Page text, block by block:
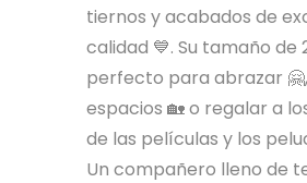
tiernos y acabados de
calidad 💙. Su tamaño de
perfecto para abrazar
espacios 🏡 o regalar a
de las películas y los
Un compañero lleno de